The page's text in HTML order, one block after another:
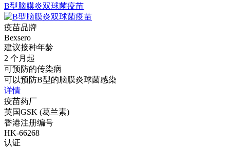
B型脑膜炎双球菌疫苗
疫苗品牌
Bexsero
建议接种年龄
2 个月起
可预防的传染病
可以预防B型的脑膜炎球菌感染
详情
疫苗药厂
英国GSK (葛兰素)
香港注册编号
HK-66268
认证